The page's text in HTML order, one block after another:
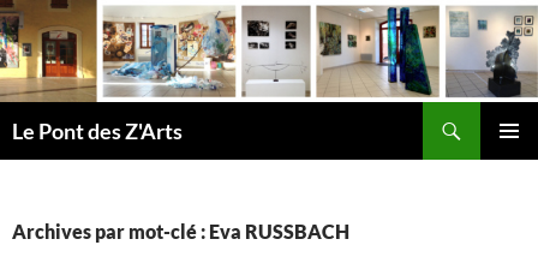
Aller
au
contenu
Le Pont des Z'Arts
Archives par mot-clé : Eva RUSSBACH